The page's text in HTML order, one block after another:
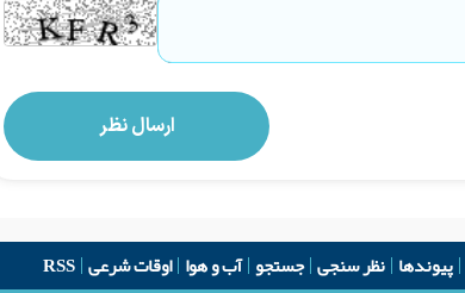
پیوندها نظر سنجی جستجو آب و هوا اوقات شرعی RSS